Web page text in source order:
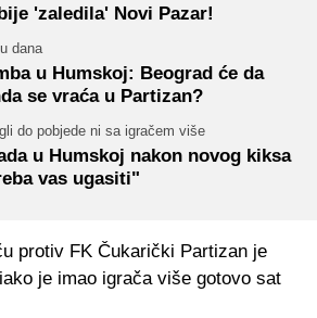
'zaledila' Novi Pazar!
dana
u Humskoj: Beograd će da
se vraća u Partizan?
do pobjede ni sa igračem više
u Humskoj nakon novog kiksa
vas ugasiti"
protiv FK Čukarički Partizan je
je imao igrača više gotovo sat